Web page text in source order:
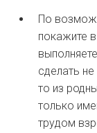
По
покажите
сделать
то из
только
трудом